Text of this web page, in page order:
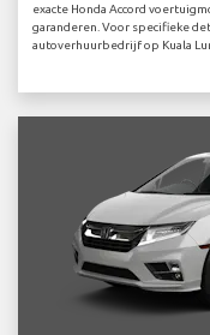
exacte Honda Accord
garanderen. Voor specifieke
autoverhuurbedrijf op Kuala